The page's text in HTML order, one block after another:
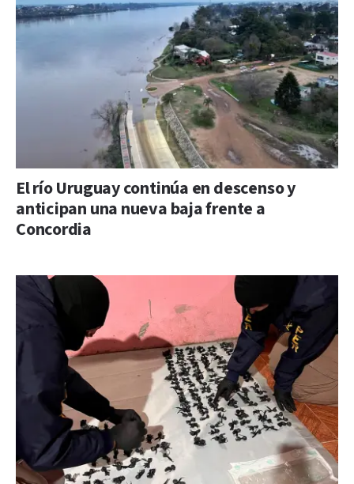
El río Uruguay continúa en descenso y
anticipan una nueva baja frente a
Concordia